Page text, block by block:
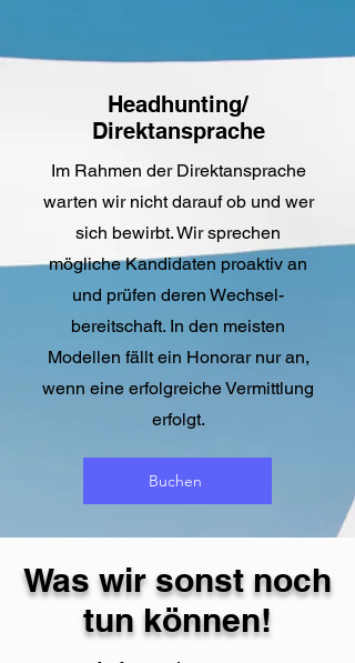
Headhunting/
Direktansprache
Im Rahmen der Direktansprache
warten wir nicht darauf ob und wer
sich bewirbt. Wir sprechen
mögliche Kandidaten proaktiv an
und prüfen deren Wechsel-
bereitschaft. In den meisten
Modellen fällt ein Honorar nur an,
wenn eine erfolgreiche Vermittlung
erfolgt.
Buchen
Was wir sonst noch
tun können!